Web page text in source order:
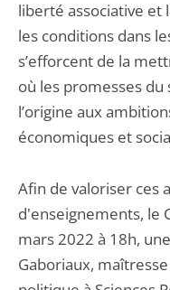
liberté associative et
les conditions dans
s’efforcent de la
où les promesses
l’origine aux
économiques et
Afin de valoriser ces
d'enseignements, le
mars 2022 à 18h,
Gaboriaux,